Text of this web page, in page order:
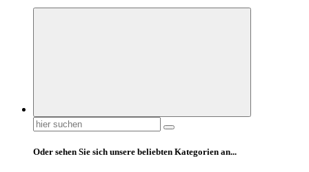
Suchen
nach:
Oder sehen Sie sich unsere beliebten Kategorien an...